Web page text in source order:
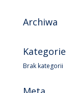
Archiwa
Kategorie
Brak kategorii